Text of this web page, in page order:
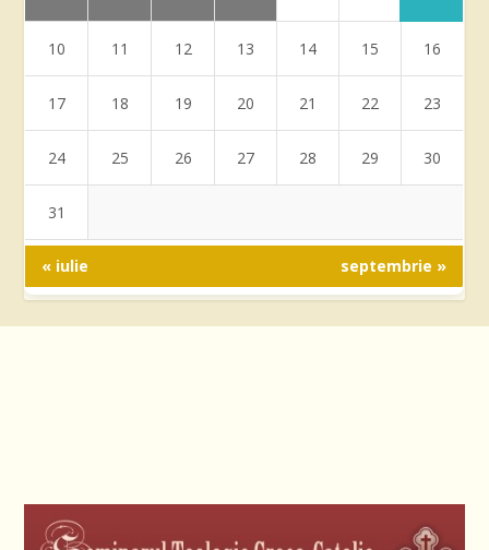
10 11 12 13 14 15 16
17 18 19 20 21 22 23
24 25 26 27 28 29 30
31
« iulie septembrie »